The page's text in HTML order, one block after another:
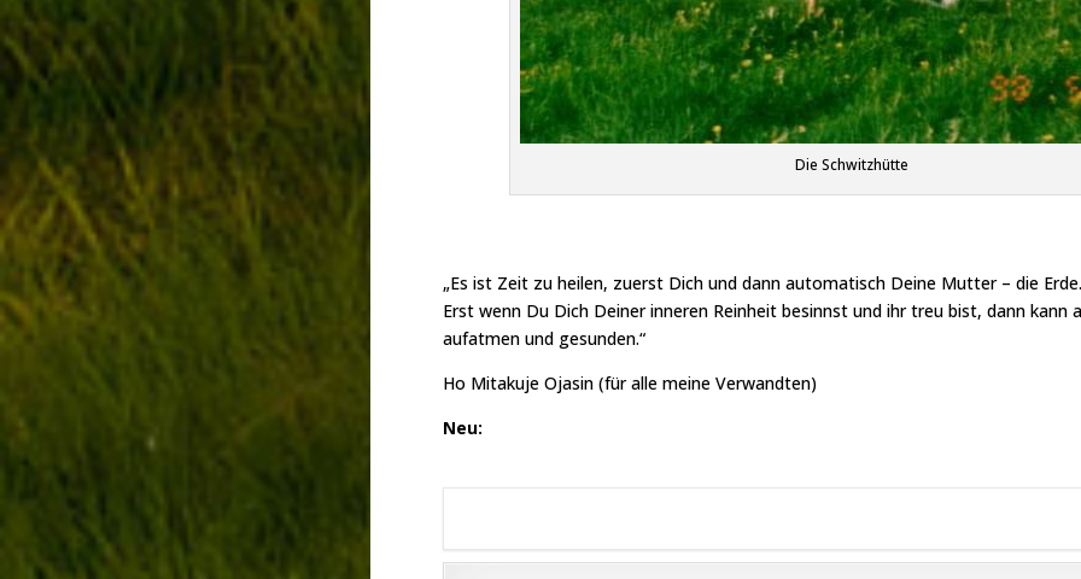
Die Schwitzhütte
„Es ist Zeit zu heilen, zuerst Dich und dann automatisch Deine Mutter – die Erde.
Erst wenn Du Dich Deiner inneren Reinheit besinnst und ihr treu bist, dann kann
aufatmen und gesunden.“
Ho Mitakuje Ojasin (für alle meine Verwandten)
Neu: